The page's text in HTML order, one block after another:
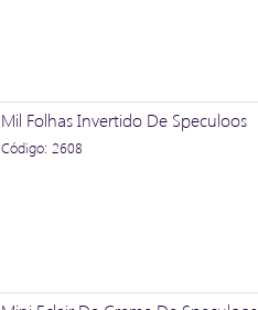
Mil Folhas Invertido De Speculoos
Código: 2608